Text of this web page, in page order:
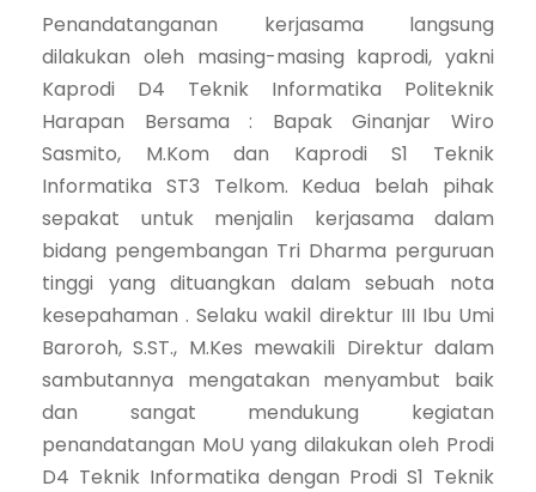
Penandatanganan kerjasama langsung
dilakukan oleh masing-masing kaprodi, yakni
Kaprodi D4 Teknik Informatika Politeknik
Harapan Bersama : Bapak Ginanjar Wiro
Sasmito, M.Kom dan Kaprodi S1 Teknik
Informatika ST3 Telkom. Kedua belah pihak
sepakat untuk menjalin kerjasama dalam
bidang pengembangan Tri Dharma perguruan
tinggi yang dituangkan dalam sebuah nota
kesepahaman . Selaku wakil direktur III Ibu Umi
Baroroh, S.ST., M.Kes mewakili Direktur dalam
sambutannya mengatakan menyambut baik
dan sangat mendukung kegiatan
penandatangan MoU yang dilakukan oleh Prodi
D4 Teknik Informatika dengan Prodi S1 Teknik